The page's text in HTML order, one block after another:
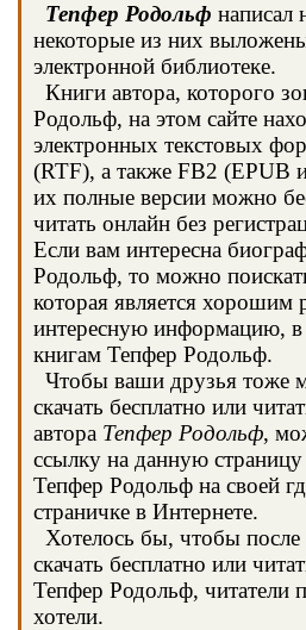
Тепфер Родольф написал
некоторые из них
электронной библиотеке.
Книги автора, которого
Родольф, на этом сайте
электронных текстовых
(RTF), а также FB2 (EPUB
их полные версии можно
читать онлайн без
Если вам интересна
Родольф, то можно
которая является
интересную информацию, в
книгам Тепфер Родольф.
Чтобы ваши друзья тоже
скачать бесплатно или
автора Тепфер Родольф,
ссылку на данную страницу
Тепфер Родольф на своей
страничке в Интернете.
Хотелось бы, чтобы после
скачать бесплатно или
Тепфер Родольф, читатели
хотели.